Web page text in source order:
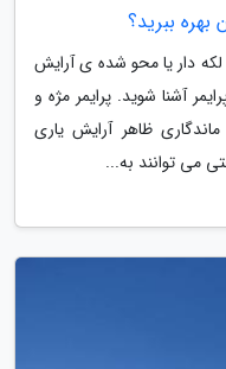
ببرید؟
لکه دار یا محو شده ی آرایش
آشنا شوید. پرایمر مژه و
ظاهر آرایش یاری
می توانند به...